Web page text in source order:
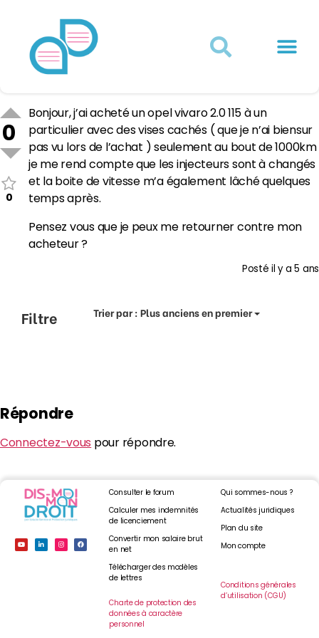
0
0
Bonjour, j’ai acheté un opel vivaro 2.0 115 à un
particulier avec des vises cachés ( que je n’ai biensur
pas vu lors de l’achat ) seulement au bout de 1000km
je me rend compte que les injecteurs sont à changés
et la boite de vitesse m’a également lâché quelques
temps après.
Pensez vous que je peux me retourner contre mon
acheteur ?
Postéil y a 5 ans
Filtre Trier par :Plus anciens en premier
Répondre
Connectez-vous pour répondre.
Consulter le forum
Calculer mes indemnités
de licenciement
Convertir mon salaire brut
en net
Télécharger des modèles
de lettres
Charte de protection des
données à caractère
personnel
Qui sommes-nous ?
Actualités juridiques
Plan du site
Mon compte
Conditions générales
d’utilisation (CGU)